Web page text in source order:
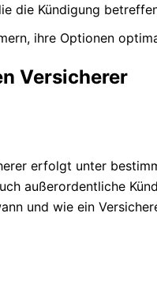
die Kündigung
ihre Optionen
Versicherer
erfolgt unter
außerordentliche
und wie ein